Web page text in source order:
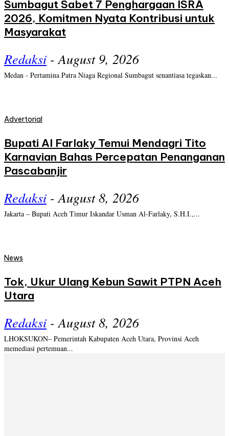
Sumbagut Sabet 7 Penghargaan ISRA
2026, Komitmen Nyata Kontribusi untuk
Masyarakat
Redaksi - August 9, 2026
Medan - Pertamina Patra Niaga Regional Sumbagut senantiasa tegaskan...
Advertorial
Bupati Al Farlaky Temui Mendagri Tito
Karnavian Bahas Percepatan Penanganan
Pascabanjir
Redaksi - August 8, 2026
Jakarta – Bupati Aceh Timur Iskandar Usman Al-Farlaky, S.H.I.,...
News
Tok, Ukur Ulang Kebun Sawit PTPN Aceh
Utara
Redaksi - August 8, 2026
LHOKSUKON– Pemerintah Kabupaten Aceh Utara, Provinsi Aceh
memediasi pertemuan...